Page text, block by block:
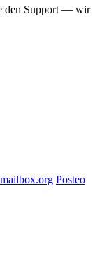
den Support — wir
mailbox.org Posteo